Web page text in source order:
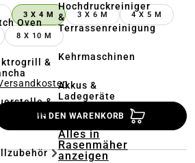
Oven
&
&
Hochdruckreiniger
&
Terrassenreinigung
Kehrmaschinen
Akkus &
Ladegeräte
Alles in
Rasenmäher
anzeigen
3 X 4 M 3 X 6 M 4 X 5 M
8 X 10 M
des Produktes
IN DEN WARENKORB